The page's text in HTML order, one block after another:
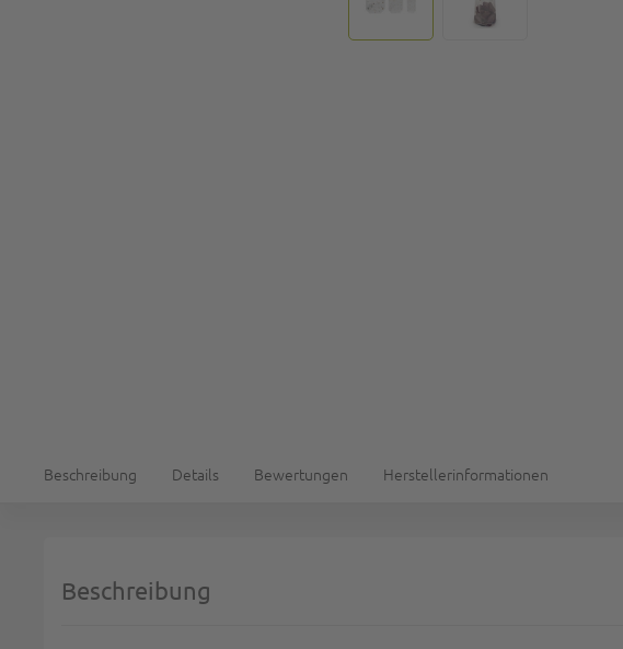
Beschreibung Details Bewertungen Herstellerinformationen
Beschreibung